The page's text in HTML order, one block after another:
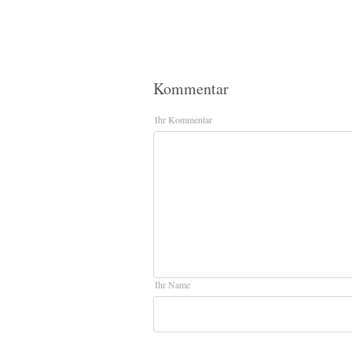
Kommentar
Ihr Kommentar
Ihr Name